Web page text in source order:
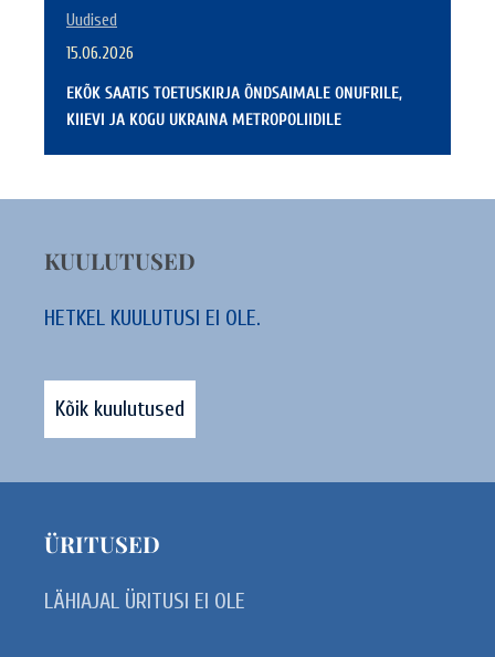
Uudised
15.06.2026
EKÕK SAATIS TOETUSKIRJA ÕNDSAIMALE ONUFRILE,
KIIEVI JA KOGU UKRAINA METROPOLIIDILE
KUULUTUSED
HETKEL KUULUTUSI EI OLE.
Kõik kuulutused
ÜRITUSED
LÄHIAJAL ÜRITUSI EI OLE